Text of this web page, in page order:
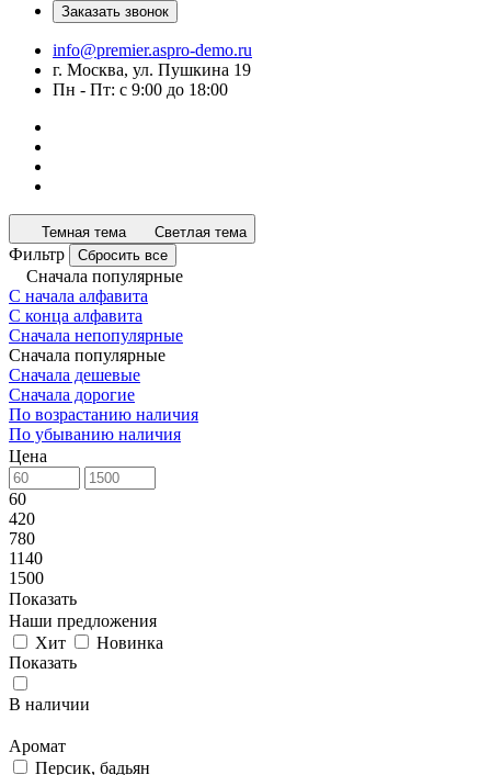
Заказать звонок
info@premier.aspro-demo.ru
г. Москва, ул. Пушкина 19
Пн - Пт: с 9:00 до 18:00
Темная тема Светлая тема
Фильтр Сбросить все
Сначала популярные
С начала алфавита
С конца алфавита
Сначала непопулярные
Сначала популярные
Сначала дешевые
Сначала дорогие
По возрастанию наличия
По убыванию наличия
Цена
60
420
780
1140
1500
Показать
Наши предложения
Хит
Новинка
Показать
В наличии
Аромат
Персик, бадьян